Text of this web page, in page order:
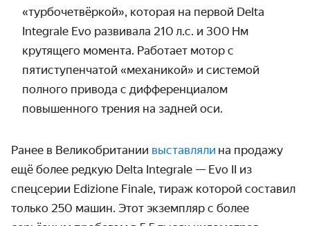
«турбочетвёркой», которая на первой Delta
Integrale Evo развивала 210 л.с. и 300 Нм
крутящего момента. Работает мотор с
пятиступенчатой «механикой» и системой
полного привода с дифференциалом
повышенного трения на задней оси.
Ранее в Великобритании выставляли на продажу
ещё более редкую Delta Integrale — Evo II из
спецсерии Edizione Finale, тираж которой составил
только 250 машин. Этот экземпляр с более